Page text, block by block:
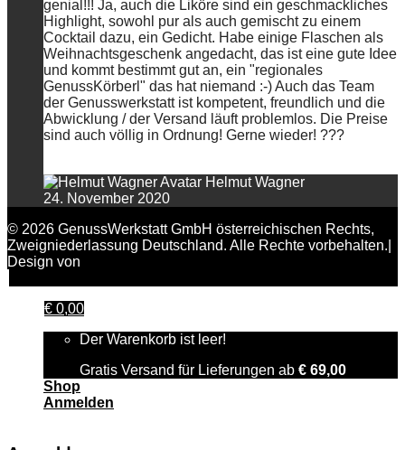
genial!!! Ja, auch die Liköre sind ein geschmackliches
Highlight, sowohl pur als auch gemischt zu einem
Cocktail dazu, ein Gedicht. Habe einige Flaschen als
Weihnachtsgeschenk angedacht, das ist eine gute Idee
und kommt bestimmt gut an, ein "regionales
GenussKörberl" das hat niemand :-) Auch das Team
der Genusswerkstatt ist kompetent, freundlich und die
Abwicklung / der Versand läuft problemlos. Die Preise
sind auch völlig in Ordnung! Gerne wieder! ???
Helmut Wagner
24. November 2020
© 2026 GenussWerkstatt GmbH österreichischen Rechts,
Zweigniederlassung Deutschland. Alle Rechte vorbehalten.|
Design von
€ 0,00
Der Warenkorb ist leer!
Gratis Versand für Lieferungen ab € 69,00
Shop
Anmelden